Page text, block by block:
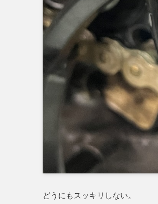
どうにもスッキリしない。